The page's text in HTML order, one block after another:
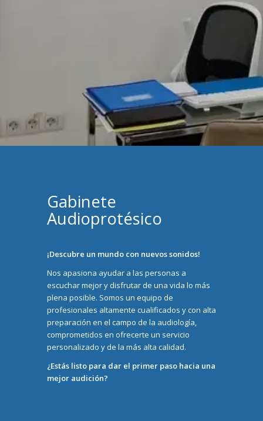
Gabinete
Audioprotésico
¡Descubre un mundo con nuevos sonidos!
Nos apasiona ayudar a las personas a
escuchar mejor y disfrutar de una vida lo más
plena posible. Somos un equipo de
profesionales altamente cualificados y con alta
preparación en el campo de la audiología,
comprometidos en ofrecerte un servicio
personalizado y de la más alta calidad.
¿Estás listo para dar el primer paso hacia una
mejor audición?